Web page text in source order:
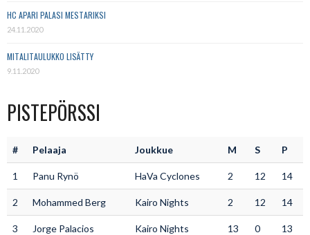
HC APARI PALASI MESTARIKSI
24.11.2020
MITALITAULUKKO LISÄTTY
9.11.2020
PISTEPÖRSSI
# Pelaaja Joukkue M S P
1 Panu Rynö HaVa Cyclones 2 12 14
2 Mohammed Berg Kairo Nights 2 12 14
3 Jorge Palacios Kairo Nights 13 0 13